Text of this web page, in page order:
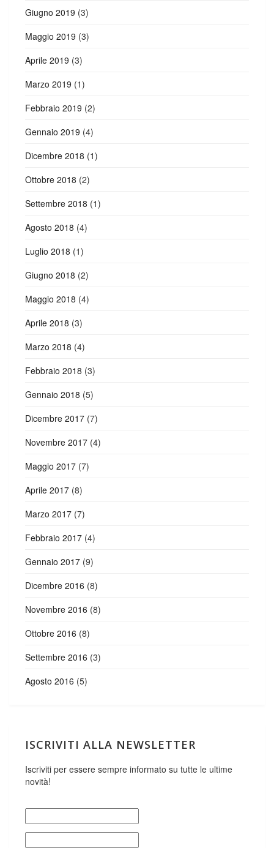
Giugno 2019 (3)
Maggio 2019 (3)
Aprile 2019 (3)
Marzo 2019 (1)
Febbraio 2019 (2)
Gennaio 2019 (4)
Dicembre 2018 (1)
Ottobre 2018 (2)
Settembre 2018 (1)
Agosto 2018 (4)
Luglio 2018 (1)
Giugno 2018 (2)
Maggio 2018 (4)
Aprile 2018 (3)
Marzo 2018 (4)
Febbraio 2018 (3)
Gennaio 2018 (5)
Dicembre 2017 (7)
Novembre 2017 (4)
Maggio 2017 (7)
Aprile 2017 (8)
Marzo 2017 (7)
Febbraio 2017 (4)
Gennaio 2017 (9)
Dicembre 2016 (8)
Novembre 2016 (8)
Ottobre 2016 (8)
Settembre 2016 (3)
Agosto 2016 (5)
ISCRIVITI ALLA NEWSLETTER
Iscriviti per essere sempre informato su tutte le ultime
novità!